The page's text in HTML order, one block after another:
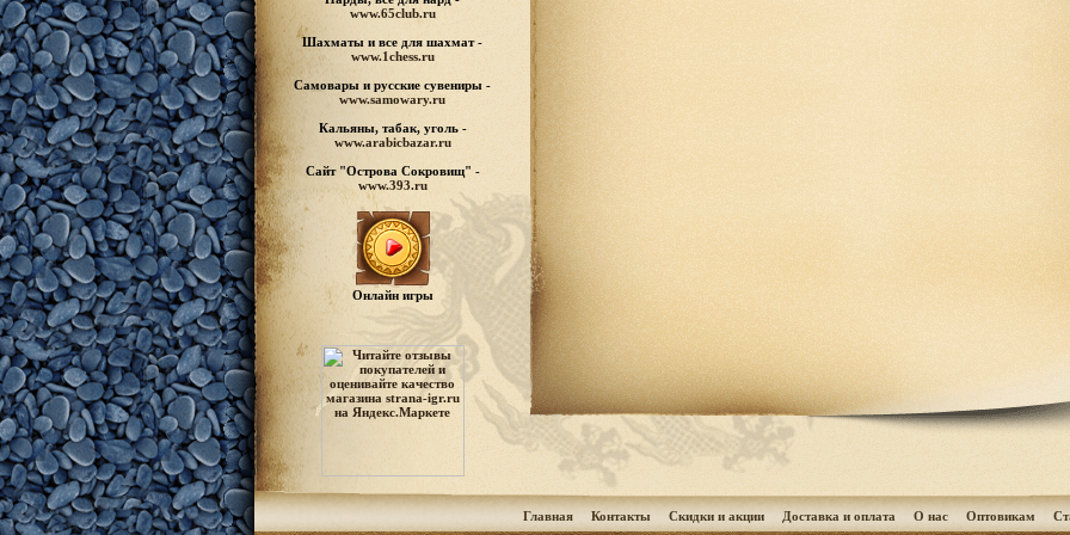
www.65club.ru
Шахматы и все для шахмат -
www.1chess.ru
Самовары и русские сувениры -
www.samowary.ru
Кальяны, табак, уголь -
www.arabicbazar.ru
Сайт "Острова Сокровищ" -
www.393.ru
Онлайн игры
Главная Контакты Скидки и акции Доставка и оплата О нас Оптовикам